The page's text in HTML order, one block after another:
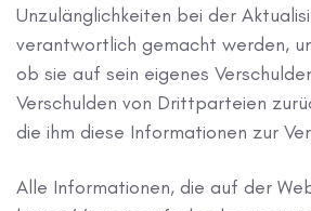
Unzulänglichkeiten bei der
verantwortlich gemacht werden,
ob sie auf sein eigenes
Verschulden von Drittparteien
die ihm diese Informationen zur
Alle Informationen, die auf der